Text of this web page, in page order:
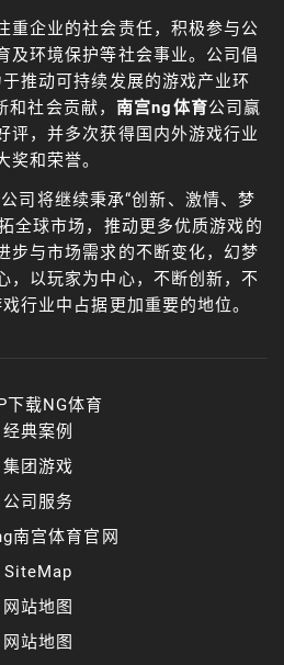
重企业的社会责任，积极参与公
及环境保护等社会事业。公司倡
推动可持续发展的游戏产业环
社会贡献， 南宫ng体育公司赢
评，并多次获得国内外游戏行业
奖和荣誉。
公司将继续秉承“创新、激情、梦
全球市场，推动更多优质游戏的
步与市场需求的不断变化，幻梦
，以玩家为中心，不断创新，不
行业中占据更加重要的地位。
下载NG体育
经典案例
集团游戏
公司服务
南宫体育官网
SiteMap
网站地图
网站地图